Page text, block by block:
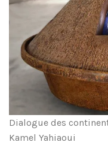
Dialogue des
Kamel Yahiaoui